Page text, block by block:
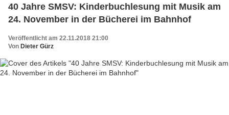
40 Jahre SMSV: Kinderbuchlesung mit Musik am
24. November in der Bücherei im Bahnhof
Veröffentlicht am 22.11.2018 21:00
Von Dieter Gürz